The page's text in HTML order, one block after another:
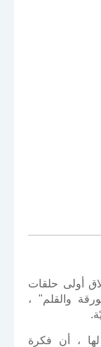
أولى حلقات
والقلم" ،
، أن فكرة